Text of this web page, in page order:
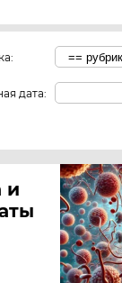
дата:
и